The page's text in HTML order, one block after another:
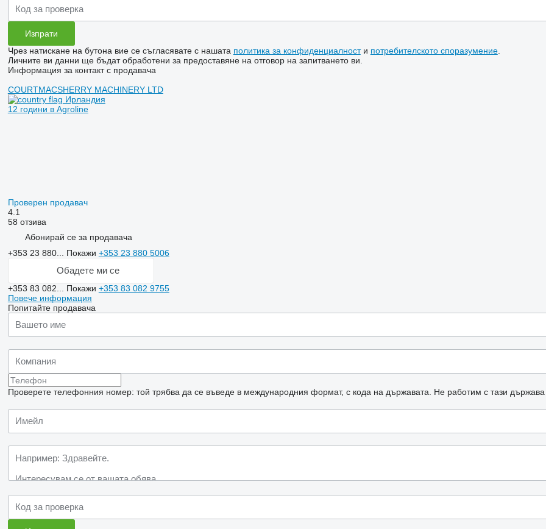
Чрез натискане на бутона вие се съгласявате с нашата политика за конфиденциалности потребителското споразумение.
Личните ви данни ще бъдат обработени за предоставяне на отговор на запитването ви.
Информация за контакт с продавача
COURTMACSHERRY MACHINERY LTD
Ирландия
12 години в Agroline
Проверен продавач
4.1
58 отзива
Абонирай се за продавача
+353 23 880... Покажи +353 23 880 5006
Обадете ми се
+353 83 082... Покажи +353 83 082 9755
Повече информация
Попитайте продавача
Проверете телефонния номер: той трябва да се въведе в международния формат, с кода на държавата. Не работим с тази държава